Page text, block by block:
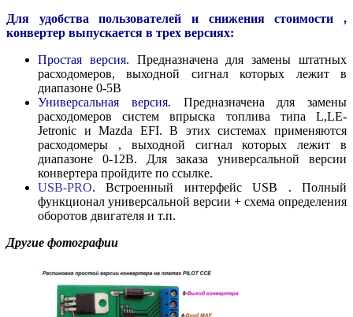
Для удобства пользователей и снижения стоимости ,
конвертер выпускается в трех версиях:
Простая версия. Предназначена для замены штатных
расходомеров, выходной сигнал которых лежит в
диапазоне 0-5В
Универсальная версия. Предназначена для замены
расходомеров систем впрыска топлива типа L,LE-
Jetronic и Mazda EFI. В этих системах применяются
расходомеры , выходной сигнал которых лежит в
диапазоне 0-12В. Для заказа универсальной версии
конвертера пройдите по ссылке.
USB-PRO. Встроенный интерфейс USB . Полный
функционал универсальной версии + схема определения
оборотов двигателя и т.п.
Другие фотографии